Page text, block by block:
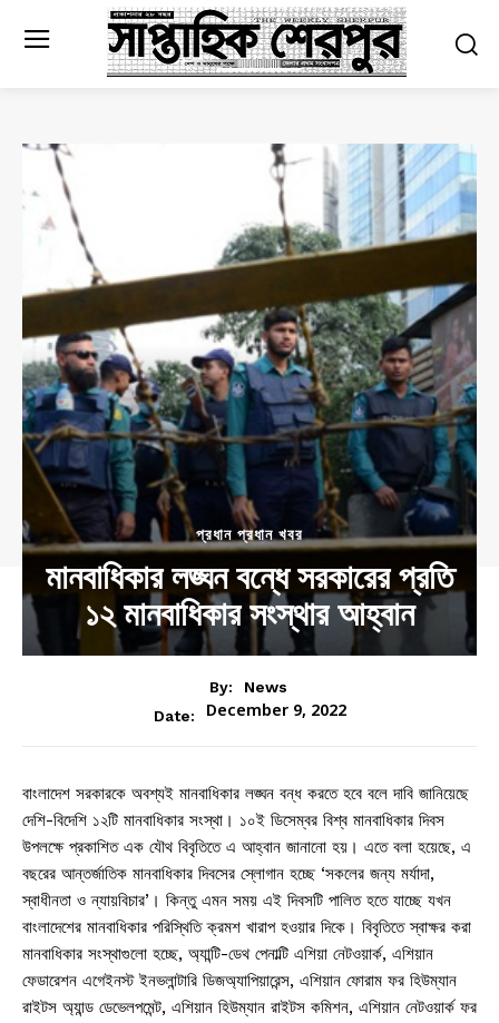
প্রধান প্রধান খবর
মানবাধিকার লঙ্ঘন বন্ধে সরকারের প্রতি
১২ মানবাধিকার সংস্থার আহ্বান
By:
News
Date:
December 9, 2022
বাংলাদেশ সরকারকে অবশ্যই মানবাধিকার লঙ্ঘন বন্ধ করতে হবে বলে দাবি জানিয়েছে
দেশি-বিদেশি ১২টি মানবাধিকার সংস্থা। ১০ই ডিসেম্বর বিশ্ব মানবাধিকার দিবস
উপলক্ষে প্রকাশিত এক যৌথ বিবৃতিতে এ আহ্বান জানানো হয়। এতে বলা হয়েছে, এ
বছরের আন্তর্জাতিক মানবাধিকার দিবসের স্লোগান হচ্ছে ‘সকলের জন্য মর্যাদা,
স্বাধীনতা ও ন্যায়বিচার’। কিন্তু এমন সময় এই দিবসটি পালিত হতে যাচ্ছে যখন
বাংলাদেশের মানবাধিকার পরিস্থিতি ক্রমশ খারাপ হওয়ার দিকে। বিবৃতিতে স্বাক্ষর করা
মানবাধিকার সংস্থাগুলো হচ্ছে, অ্যান্টি-ডেথ পেনাল্টি এশিয়া নেটওয়ার্ক, এশিয়ান
ফেডারেশন এগেইনস্ট ইনভলান্টারি ডিজঅ্যাপিয়ারেন্স, এশিয়ান ফোরাম ফর হিউম্যান
রাইটস অ্যান্ড ডেভেলপমেন্ট, এশিয়ান হিউম্যান রাইটস কমিশন, এশিয়ান নেটওয়ার্ক ফর